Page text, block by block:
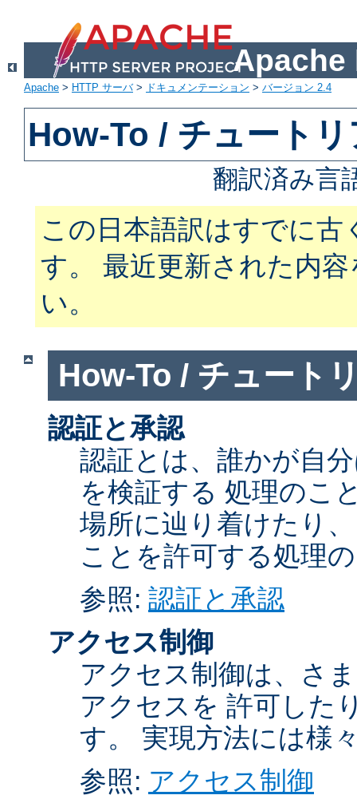
Apache
Apache > HTTP サーバ> ドキュメンテーション > バージョン 2.4
How-To / チュート
翻訳済み言
この日本語訳はすでに
す。 最近更新された内
い。
How-To / チュート
認証と承認
認証とは、誰かが自
を検証する 処理のこ
場所に辿り着けたり
ことを許可する処理
参照: 認証と承認
アクセス制御
アクセス制御は、さ
アクセスを 許可した
す。 実現方法には様
参照: アクセス制御